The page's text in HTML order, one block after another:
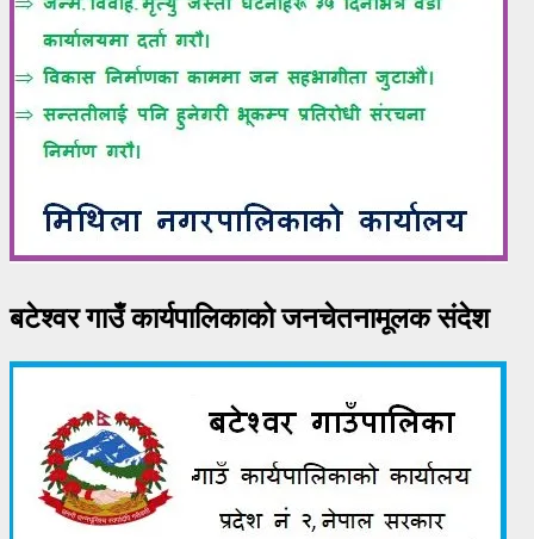
बटेश्वर गाउँ कार्यपालिकाको जनचेतनामूलक संदेश